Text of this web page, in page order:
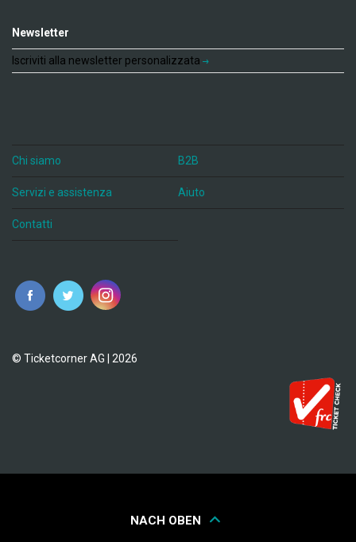
Newsletter
Iscriviti alla newsletter personalizzata
Chi siamo B2B
Servizi e assistenza Aiuto
Contatti
© Ticketcorner AG | 2026
NACH OBEN